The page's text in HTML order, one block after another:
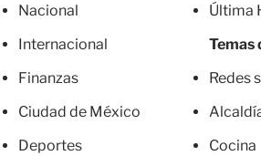
Nacional
Internacional
Finanzas
Ciudad de México
Deportes
Última
Temas
Redes
Cocina